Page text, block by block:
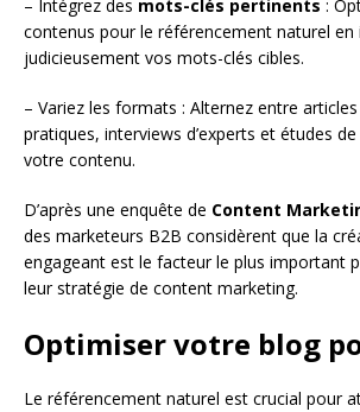
– Intégrez des mots-clés pertinents :
contenus pour le référencement naturel en
judicieusement vos mots-clés cibles.
– Variez les formats : Alternez entre
pratiques, interviews d’experts et études
votre contenu.
D’après une enquête de Content
des marketeurs B2B considèrent que la
engageant est le facteur le plus important
leur stratégie de content marketing.
Optimiser votre blog
Le référencement naturel est crucial pour